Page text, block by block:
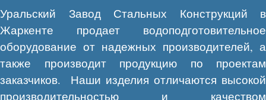
Уральский Завод Стальных Конструкций в
Жаркенте продает водоподготовительное
оборудование от надежных производителей, а
также производит продукцию по проектам
заказчиков. Наши изделия отличаются высокой
производительностью и качеством